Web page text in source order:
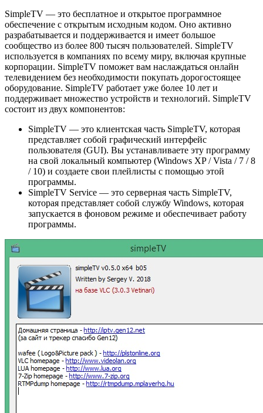
SimpleTV — это бесплатное и открытое программное
обеспечение с открытым исходным кодом. Оно активно
разрабатывается и поддерживается и имеет большое
сообщество из более 800 тысяч пользователей. SimpleTV
используется в компаниях по всему миру, включая крупные
корпорации. SimpleTV поможет вам наслаждаться онлайн
телевидением без необходимости покупать дорогостоящее
оборудование. SimpleTV работает уже более 10 лет и
поддерживает множество устройств и технологий. SimpleTV
состоит из двух компонентов:
SimpleTV — это клиентская часть SimpleTV, которая
представляет собой графический интерфейс
пользователя (GUI). Вы устанавливаете эту программу
на свой локальный компьютер (Windows XP / Vista / 7 / 8
/ 10) и создаете свои плейлисты с помощью этой
программы.
SimpleTV Service — это серверная часть SimpleTV,
которая представляет собой службу Windows, которая
запускается в фоновом режиме и обеспечивает работу
программы.